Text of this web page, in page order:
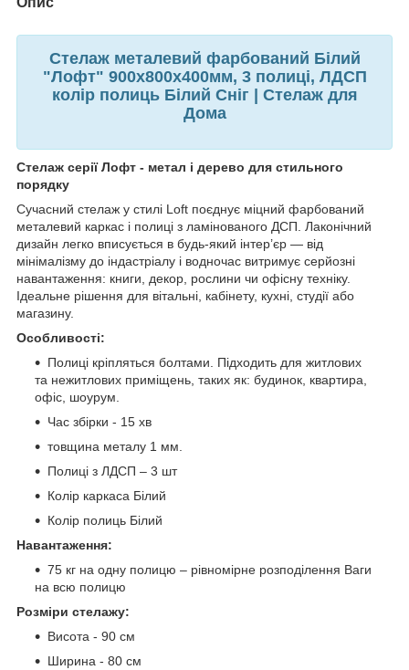
Стелаж металевий фарбований Білий
"Лофт" 900х800х400мм, 3 полиці, ЛДСП
колір полиць Білий Сніг | Стелаж для
Дома
Стелаж серії Лофт - метал і дерево для стильного
порядку
Сучасний стелаж у стилі Loft поєднує міцний фарбований
металевий каркас і полиці з ламінованого ДСП. Лаконічний
дизайн легко вписується в будь-який інтер’єр — від
мінімалізму до індастріалу і водночас витримує серйозні
навантаження: книги, декор, рослини чи офісну техніку.
Ідеальне рішення для вітальні, кабінету, кухні, студії або
магазину.
Особливості:
Полиці кріпляться болтами. Підходить для житлових
та нежитлових приміщень, таких як: будинок, квартира,
офіс, шоурум.
Час збірки - 15 хв
товщина металу 1 мм.
Полиці з ЛДСП – 3 шт
Колір каркаса Білий
Колір полиць Білий
Навантаження:
75 кг на одну полицю – рівномірне розподілення Ваги
на всю полицю
Розміри стелажу:
Висота - 90 см
Ширина - 80 см